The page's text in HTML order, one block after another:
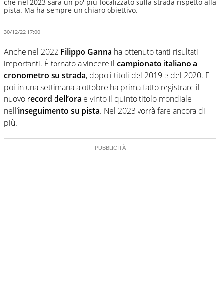
che nel 2023 sarà un po' più focalizzato sulla strada rispetto alla
pista. Ma ha sempre un chiaro obiettivo.
30/12/22 17:00
Anche nel 2022 Filippo Ganna ha ottenuto tanti risultati
importanti. È tornato a vincere il campionato italiano a
cronometro su strada, dopo i titoli del 2019 e del 2020. E
poi in una settimana a ottobre ha prima fatto registrare il
nuovo record dell’ora e vinto il quinto titolo mondiale
nell’inseguimento su pista. Nel 2023 vorrà fare ancora di
più.